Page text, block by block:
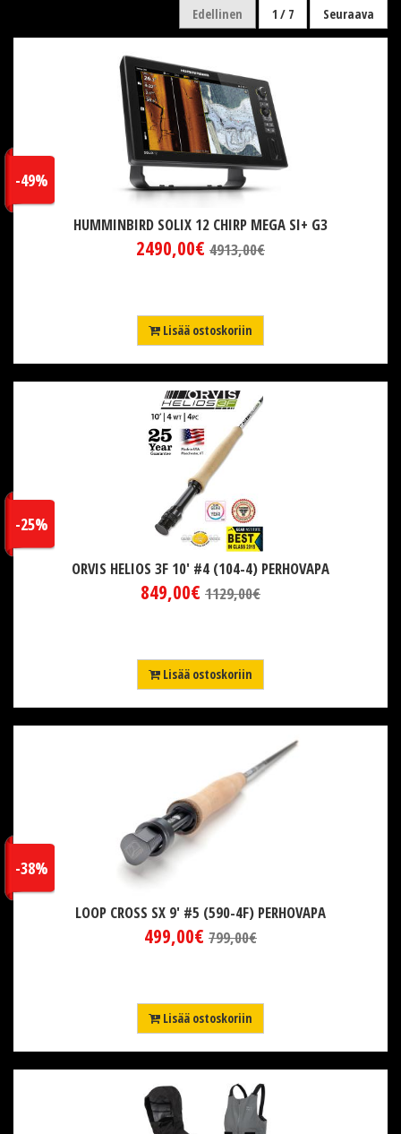
Edellinen 1 / 7 Seuraava
HUMMINBIRD SOLIX 12 CHIRP MEGA SI+ G3
2490,00€
-49%
4913,00€
Lisää ostoskoriin
ORVIS HELIOS 3F 10' #4 (104-4) PERHOVAPA
849,00€
-25%
1129,00€
Lisää ostoskoriin
LOOP CROSS SX 9' #5 (590-4F) PERHOVAPA
499,00€
-38%
799,00€
Lisää ostoskoriin